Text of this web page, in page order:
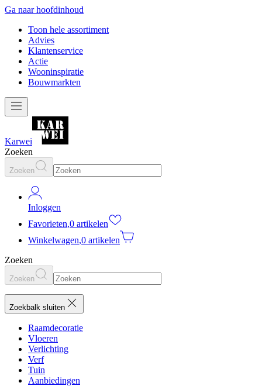
Ga naar hoofdinhoud
Toon hele assortiment
Advies
Klantenservice
Actie
Wooninspiratie
Bouwmarkten
Karwei
Zoeken
Zoeken
Inloggen
Favorieten,0 artikelen
Winkelwagen,0 artikelen
Zoeken
Zoeken
Zoekbalk sluiten
Raamdecoratie
Vloeren
Verlichting
Verf
Tuin
Aanbiedingen